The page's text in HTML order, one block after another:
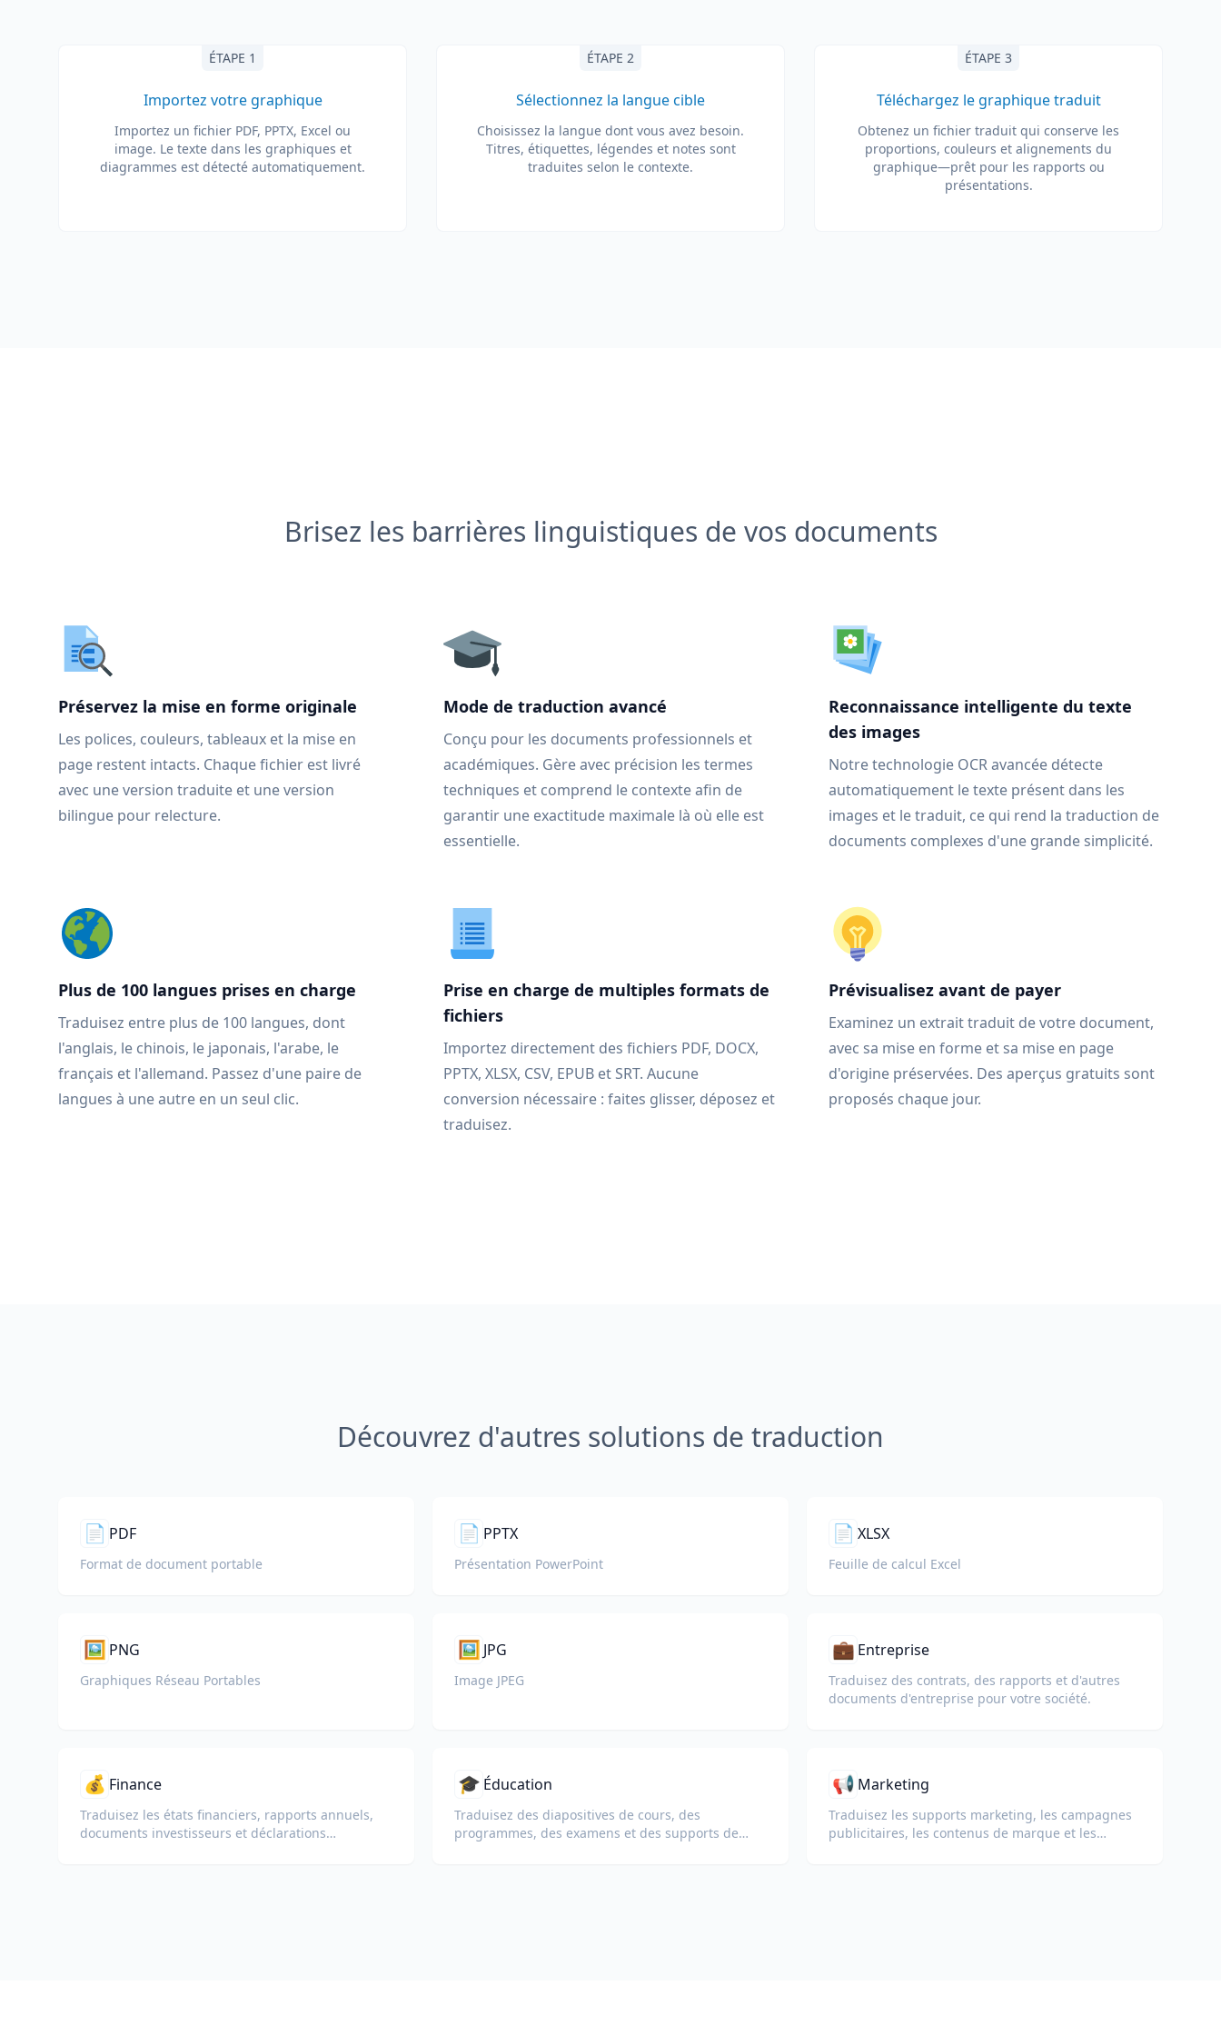
ÉTAPE 1
Importez votre graphique
Importez un fichier PDF, PPTX, Excel ou
image. Le texte dans les graphiques et
diagrammes est détecté automatiquement.
ÉTAPE 2
Sélectionnez la langue cible
Choisissez la langue dont vous avez besoin.
Titres, étiquettes, légendes et notes sont
traduites selon le contexte.
ÉTAPE 3
Téléchargez le graphique traduit
Obtenez un fichier traduit qui conserve les
proportions, couleurs et alignements du
graphique—prêt pour les rapports ou
présentations.
Brisez les barrières linguistiques de vos documents
Préservez la mise en forme originale
Les polices, couleurs, tableaux et la mise en
page restent intacts. Chaque fichier est livré
avec une version traduite et une version
bilingue pour relecture.
Mode de traduction avancé
Conçu pour les documents professionnels et
académiques. Gère avec précision les termes
techniques et comprend le contexte afin de
garantir une exactitude maximale là où elle est
essentielle.
Reconnaissance intelligente du texte
des images
Notre technologie OCR avancée détecte
automatiquement le texte présent dans les
images et le traduit, ce qui rend la traduction de
documents complexes d'une grande simplicité.
Plus de 100 langues prises en charge
Traduisez entre plus de 100 langues, dont
l'anglais, le chinois, le japonais, l'arabe, le
français et l'allemand. Passez d'une paire de
langues à une autre en un seul clic.
Prise en charge de multiples formats de
fichiers
Importez directement des fichiers PDF, DOCX,
PPTX, XLSX, CSV, EPUB et SRT. Aucune
conversion nécessaire : faites glisser, déposez et
traduisez.
Prévisualisez avant de payer
Examinez un extrait traduit de votre document,
avec sa mise en forme et sa mise en page
d'origine préservées. Des aperçus gratuits sont
proposés chaque jour.
Découvrez d'autres solutions de traduction
📄 PDF
Format de document portable
📄 PPTX
Présentation PowerPoint
📄 XLSX
Feuille de calcul Excel
🖼️ PNG
Graphiques Réseau Portables
🖼️ JPG
Image JPEG
💼 Entreprise
Traduisez des contrats, des rapports et d'autres
documents d'entreprise pour votre société.
💰 Finance
Traduisez les états financiers, rapports annuels,
documents investisseurs et déclarations
🎓 Éducation
Traduisez des diapositives de cours, des
programmes, des examens et des supports de
📢 Marketing
Traduisez les supports marketing, les campagnes
publicitaires, les contenus de marque et les